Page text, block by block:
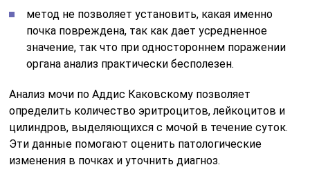
метод не позволяет установить, какая именно
почка повреждена, так как дает усредненное
значение, так что при одностороннем поражении
органа анализ практически бесполезен.
Анализ мочи по Аддис Каковскому позволяет
определить количество эритроцитов, лейкоцитов и
цилиндров, выделяющихся с мочой в течение суток.
Эти данные помогают оценить патологические
изменения в почках и уточнить диагноз.